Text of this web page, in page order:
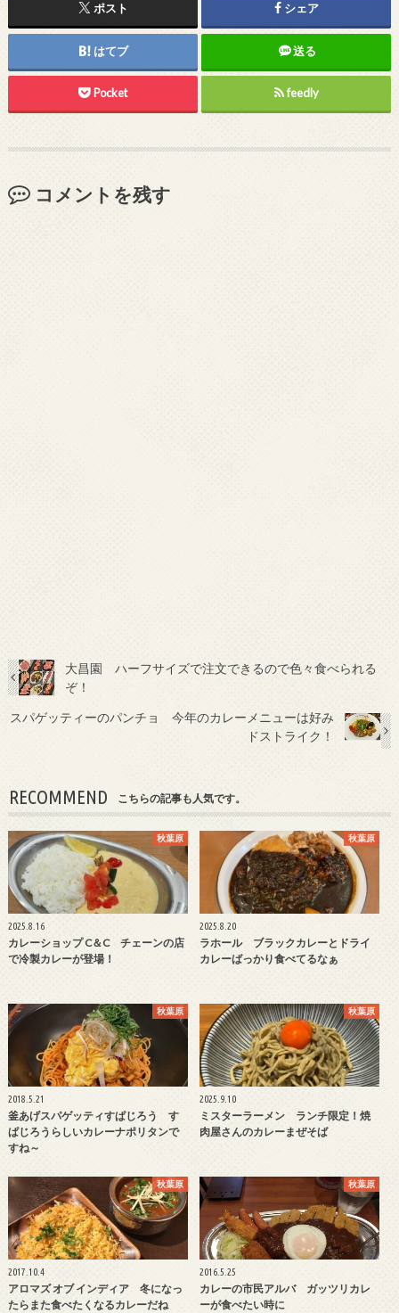
ポスト シェア
はてブ 送る
Pocket feedly
コメントを残す
大昌園 ハーフサイズで注文できるので色々食べられる
ぞ！
スパゲッティーのパンチョ 今年のカレーメニューは好み
ドストライク！
RECOMMEND こちらの記事も人気です。
秋葉原
2025.8.16
カレーショップ C＆C チェーンの店
で冷製カレーが登場！
秋葉原
2025.8.20
ラホール ブラックカレーとドライ
カレーばっかり食べてるなぁ
秋葉原
2018.5.21
釜あげスパゲッティすぱじろう す
ぱじろうらしいカレーナポリタンで
すね～
秋葉原
2025.9.10
ミスターラーメン ランチ限定！焼
肉屋さんのカレーまぜそば
秋葉原
2017.10.4
アロマズ オブ インディア 冬になっ
たらまた食べたくなるカレーだね
秋葉原
2016.5.25
カレーの市民アルバ ガッツリカレ
ーが食べたい時に